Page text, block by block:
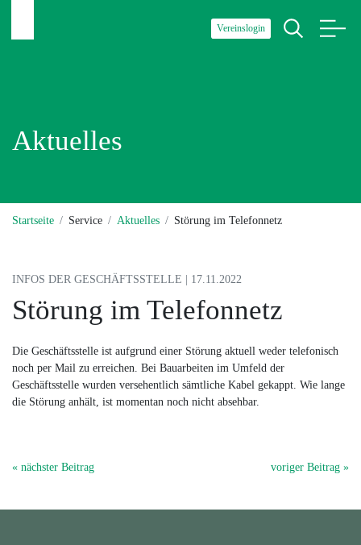
Vereinslogin
Aktuelles
Startseite Service Aktuelles Störung im Telefonnetz
INFOS DER GESCHÄFTSSTELLE | 17.11.2022
Störung im Telefonnetz
Die Geschäftsstelle ist aufgrund einer Störung aktuell weder telefonisch
noch per Mail zu erreichen. Bei Bauarbeiten im Umfeld der
Geschäftsstelle wurden versehentlich sämtliche Kabel gekappt. Wie lange
die Störung anhält, ist momentan noch nicht absehbar.
« nächster Beitrag voriger Beitrag »